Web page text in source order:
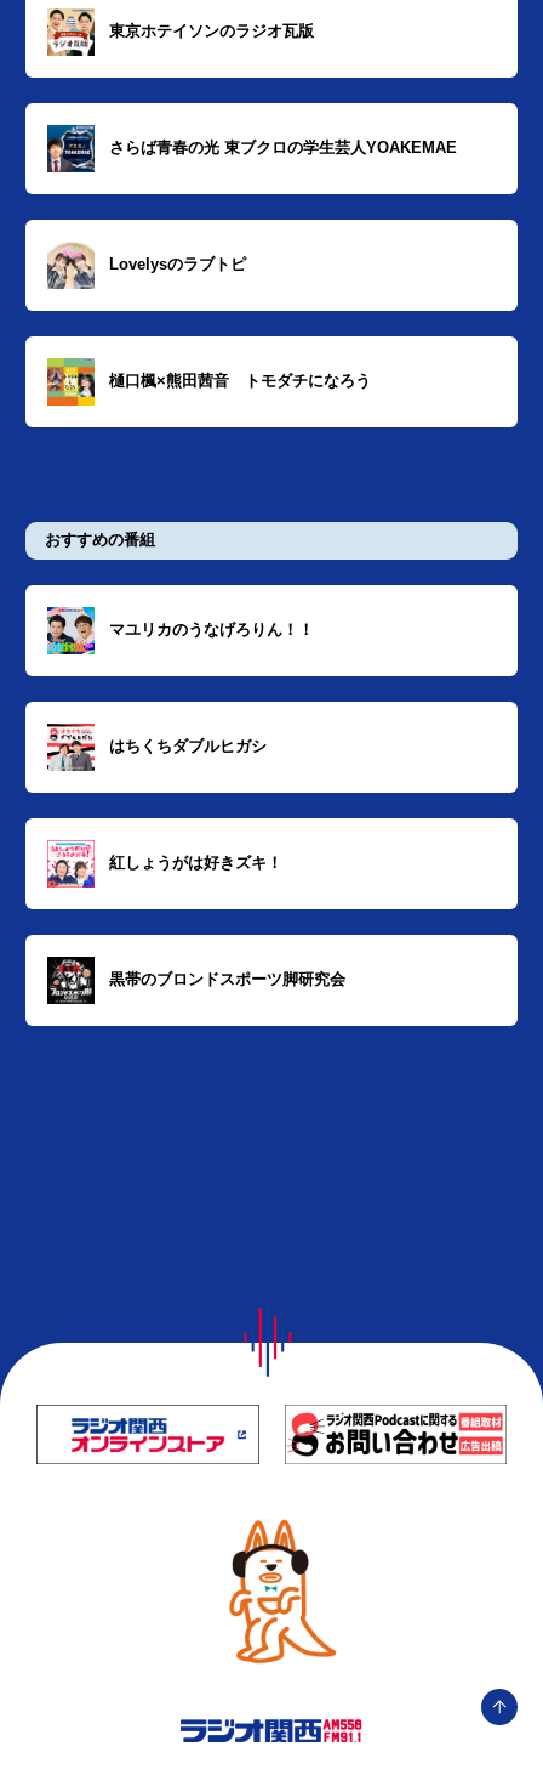
東京ホテイソンのラジオ瓦版
さらば青春の光 東ブクロの学生芸人YOAKEMAE
Lovelysのラブトピ
樋口楓×熊田茜音 トモダチになろう
おすすめの番組
マユリカのうなげろりん！！
はちくちダブルヒガシ
紅しょうがは好きズキ！
黒帯のブロンドスポーツ脚研究会